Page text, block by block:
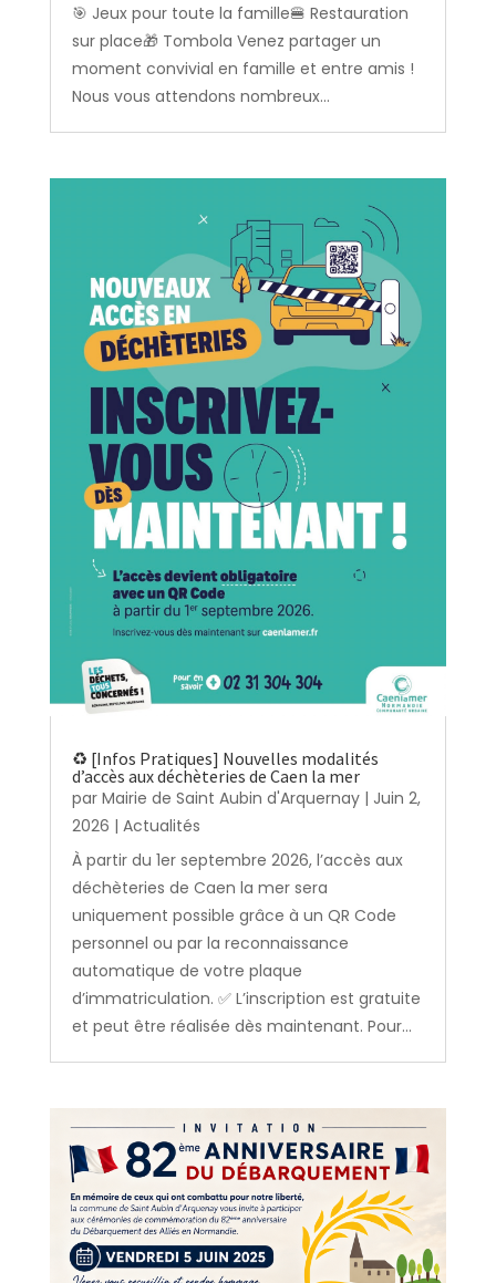
🎯 Jeux pour toute la famille🍔 Restauration
sur place🎁 Tombola Venez partager un
moment convivial en famille et entre amis !
Nous vous attendons nombreux...
♻️ [Infos Pratiques] Nouvelles modalités
d’accès aux déchèteries de Caen la mer
par Mairie de Saint Aubin d'Arquernay| Juin 2,
2026 | Actualités
À partir du 1er septembre 2026, l’accès aux
déchèteries de Caen la mer sera
uniquement possible grâce à un QR Code
personnel ou par la reconnaissance
automatique de votre plaque
d’immatriculation. ✅ L’inscription est gratuite
et peut être réalisée dès maintenant. Pour...